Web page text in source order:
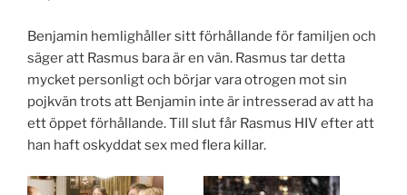
Benjamin hemlighåller sitt förhållande för familjen och
säger att Rasmus bara är en vän. Rasmus tar detta
mycket personligt och börjar vara otrogen mot sin
pojkvän trots att Benjamin inte är intresserad av att ha
ett öppet förhållande. Till slut får Rasmus HIV efter att
han haft oskyddat sex med flera killar.